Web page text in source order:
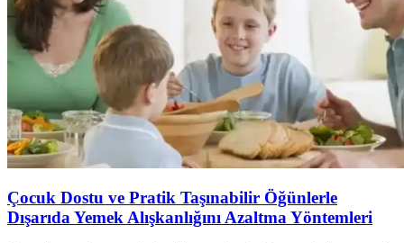
Çocuk Dostu ve Pratik Taşınabilir Öğünlerle
Dışarıda Yemek Alışkanlığını Azaltma Yöntemleri